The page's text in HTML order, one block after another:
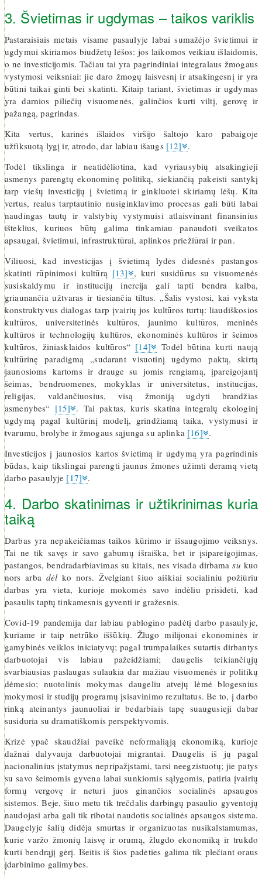
3. Švietimas ir ugdymas – taikos variklis
Pastaraisiais metais visame pasaulyje labai sumažėjo švietimui ir
ugdymui skiriamos biudžetų lėšos: jos laikomos veikiau išlaidomis,
o ne investicijomis. Tačiau tai yra pagrindiniai integralaus žmogaus
vystymosi veiksniai: jie daro žmogų laisvesnį ir atsakingesnį ir yra
būtini taikai ginti bei skatinti. Kitaip tariant, švietimas ir ugdymas
yra darnios piliečių visuomenės, galinčios kurti viltį, gerovę ir
pažangą, pagrindas.
Kita vertus, karinės išlaidos viršijo šaltojo karo pabaigoje
užfiksuotą lygį ir, atrodo, dar labiau išaugs [12]
.
Todėl tikslinga ir neatidėliotina, kad vyriausybių atsakingieji
asmenys parengtų ekonominę politiką, siekiančią pakeisti santykį
tarp viešų investicijų į švietimą ir ginkluotei skiriamų lėšų. Kita
vertus, realus tarptautinio nusiginklavimo procesas gali būti labai
naudingas tautų ir valstybių vystymuisi atlaisvinant finansinius
išteklius, kuriuos būtų galima tinkamiau panaudoti sveikatos
apsaugai, švietimui, infrastruktūrai, aplinkos priežiūrai ir pan.
Viliuosi, kad investicijas į švietimą lydės didesnės pastangos
skatinti rūpinimosi kultūrą [13]
, kuri susidūrus su visuomenės
susiskaldymu ir institucijų inercija gali tapti bendra kalba,
griaunančia užtvaras ir tiesiančia tiltus. „Šalis vystosi, kai vyksta
konstruktyvus dialogas tarp įvairių jos kultūros turtų: liaudiškosios
kultūros, universitetinės kultūros, jaunimo kultūros, meninės
kultūros ir technologijų kultūros, ekonominės kultūros ir šeimos
kultūros, žiniasklaidos kultūros“ [14]
Todėl būtina kurti naują
kultūrinę paradigmą „sudarant visuotinį ugdymo paktą, skirtą
jaunosioms kartoms ir drauge su jomis rengiamą, įpareigojantį
šeimas, bendruomenes, mokyklas ir universitetus, institucijas,
religijas, valdančiuosius, visą žmoniją ugdyti brandžias
asmenybes“ [15] . Tai paktas, kuris skatina integralų ekologinį
ugdymą pagal kultūrinį modelį, grindžiamą taika, vystymusi ir
tvarumu, brolybe ir žmogaus sąjunga su aplinka [16] .
Investicijos į jaunosios kartos švietimą ir ugdymą yra pagrindinis
būdas, kaip tikslingai parengti jaunus žmones užimti deramą vietą
darbo pasaulyje [17] .
4. Darbo skatinimas ir užtikrinimas kuria
taiką
Darbas yra nepakeičiamas taikos kūrimo ir išsaugojimo veiksnys.
Tai ne tik savęs ir savo gabumų išraiška, bet ir įsipareigojimas,
pastangos, bendradarbiavimas su kitais, nes visada dirbamasu kuo
nors arba dėl ko nors. Žvelgiant šiuo aiškiai socialiniu požiūriu
darbas yra vieta, kurioje mokomės savo indėliu prisidėti, kad
pasaulis taptų tinkamesnis gyventi ir gražesnis.
Covid-19 pandemija dar labiau pablogino padėtį darbo pasaulyje,
kuriame ir taip netrūko iššūkių. Žlugo milijonai ekonominės ir
gamybinės veiklos iniciatyvų; pagal trumpalaikes sutartis dirbantys
darbuotojai vis labiau pažeidžiami; daugelis teikiančiųjų
svarbiausias paslaugas sulaukia dar mažiau visuomenės ir politikų
dėmesio; nuotolinis mokymas daugeliu atvejų lėmė blogesnius
mokymosi ir studijų programų įsisavinimo rezultatus. Be to, į darbo
rinką ateinantys jaunuoliai ir bedarbiais tapę suaugusieji dabar
susiduria su dramatiškomis perspektyvomis.
Krizė ypač skaudžiai paveikė neformaliąją ekonomiką, kurioje
dažnai dalyvauja darbuotojai migrantai. Daugelis iš jų pagal
nacionalinius įstatymus nepripažįstami, tarsi neegzistuotų; jie patys
su savo šeimomis gyvena labai sunkiomis sąlygomis, patiria įvairių
formų vergovę ir neturi juos ginančios socialinės apsaugos
sistemos. Beje, šiuo metu tik trečdalis darbingų pasaulio gyventojų
naudojasi arba gali tik ribotai naudotis socialinės apsaugos sistema.
Daugelyje šalių didėja smurtas ir organizuotas nusikalstamumas,
kurie varžo žmonių laisvę ir orumą, žlugdo ekonomiką ir trukdo
kurti bendrąjį gėrį. Išeitis iš šios padėties galima tik plečiant oraus
įdarbinimo galimybes.